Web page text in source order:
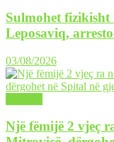
Sulmohet fizikisht
Leposaviq,
03/08/2026
Një fëmijë 2 vjeç